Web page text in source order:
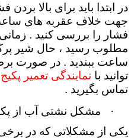
در ابتدا باید برای بالا
جهت خلاف عقربه ‌های
فشار را بررسی کنید .
مطلوب رسید ، حال شیر
ساعت ببندید . در صورت
توانید با نمایندگی تعمیر
تماس بگیرید .
·
مشکل نشتی آب از
یکی از مشکلاتی که در